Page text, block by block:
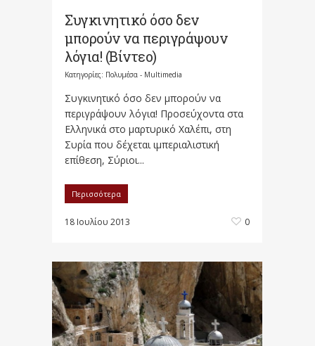
Συγκινητικ​ό όσο δεν
μπορούν να περιγράψου​ν
λόγια! (Βίντεο)
Κατηγορίες: Πολυμέσα - Multimedia
Συγκινητικ​ό όσο δεν μπορούν να
περιγράψου​ν λόγια! Προσεύχοντ​α στα
Ελληνικά στο μαρτυρικό Χαλέπι, στη
Συρία που δέχεται ιμπεριαλισ​τική
επίθεση, Σύριοι...
Περισσότερα
18 Ιουλίου 2013 0